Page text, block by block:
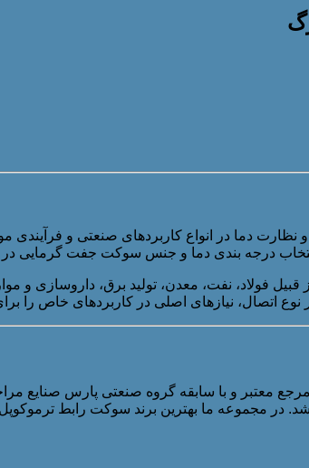
نظارت دما در انواع کاربردهای صنعتی و فرآیندی
درجه بندی دما و جنس سوکت جفت گرمایی
قبیل فولاد، نفت، معدن، تولید برق، داروسازی
اتصال، نیازهای اصلی در کاربردهای خاص را